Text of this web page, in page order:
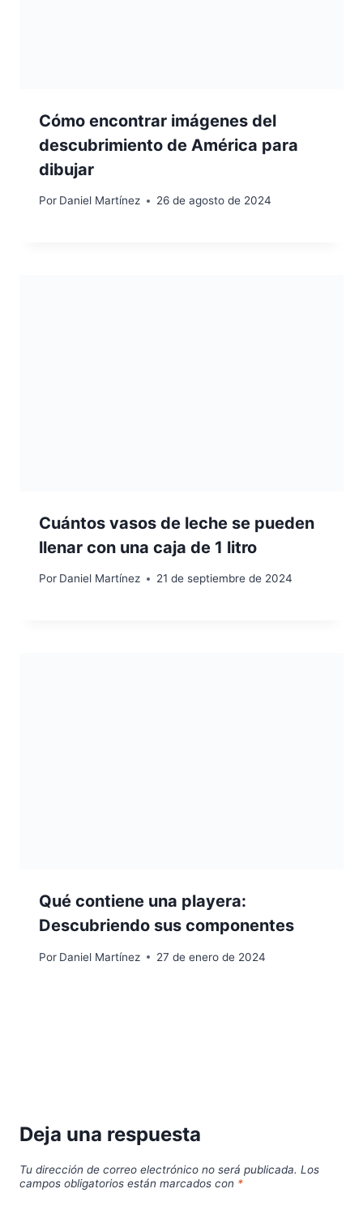
Cómo encontrar imágenes del
descubrimiento de América para
dibujar
Por Daniel Martínez 26 de agosto de 2024
Cuántos vasos de leche se pueden
llenar con una caja de 1 litro
Por Daniel Martínez 21 de septiembre de 2024
Qué contiene una playera:
Descubriendo sus componentes
Por Daniel Martínez 27 de enero de 2024
Deja una respuesta
Tu dirección de correo electrónico no será publicada. Los
campos obligatorios están marcados con *